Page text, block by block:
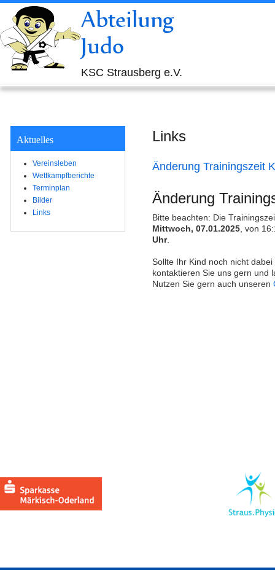
Abteilung
Judo
KSC Strausberg e.V.
Aktuelles
Vereinsleben
Wettkampfberichte
Terminplan
Bilder
Links
Links
Änderung Trainingszeit
Änderung
Bitte beachten: Die
Mittwoch, 07.01.2025, von
Uhr.
Sollte Ihr Kind noch nicht
kontaktieren Sie uns gern und
Nutzen Sie gern auch unseren